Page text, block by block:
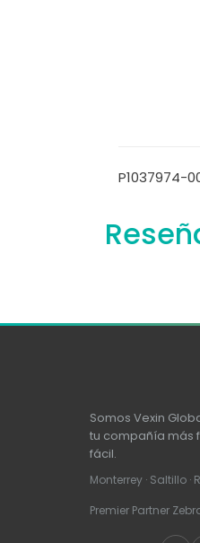
P1037974-
Somos Vexin
tu compañía más
fácil.
Monterrey · Saltillo ·
Premier Partner